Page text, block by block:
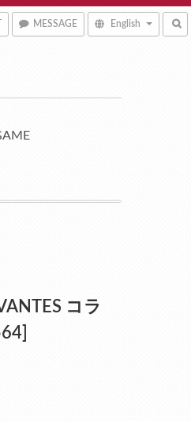
MESSAGE English
コラ